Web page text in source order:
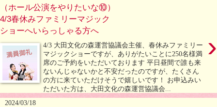
（ホール公演をやりたいな⑩）
4/3春休みファミリーマジック
ショーへいらっしゃる方へ
›
4/3 大田文化の森運営協議会主催、春休みファミリー
マジックショーですが、ありがたいことに250名様満
席のご予約をいただいております 平日昼間で誰も来
ないんじゃないかと不安だったのですが、たくさん
の方に来ていただけそうで嬉しいです！ お申込みい
ただいた方は、大田文化の森運営協議会...
2024/03/18